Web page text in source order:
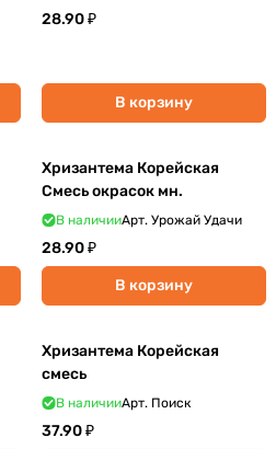
28.90 ₽
В корзину
Хризантема Корейская
Смесь окрасок мн.
В наличииАрт. Урожай Удачи
28.90 ₽
В корзину
Хризантема Корейская
смесь
В наличииАрт. Поиск
37.90 ₽